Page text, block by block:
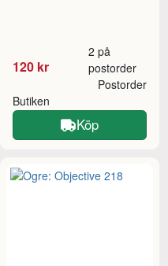
120 kr
2 på
postorder
Butiken
Postorder
Köp